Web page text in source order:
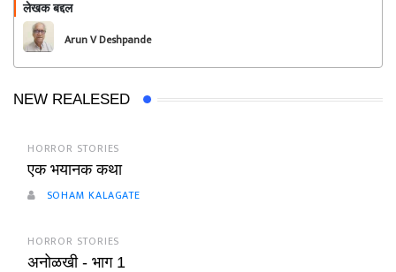
लेखक बद्दल
Arun V Deshpande
NEW REALESED
HORROR STORIES
एक भयानक कथा
SOHAM KALAGATE
HORROR STORIES
अनोळखी - भाग 1